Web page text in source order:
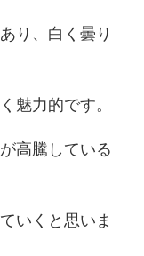
り、白く曇り
魅力的です。
高騰している
いくと思いま